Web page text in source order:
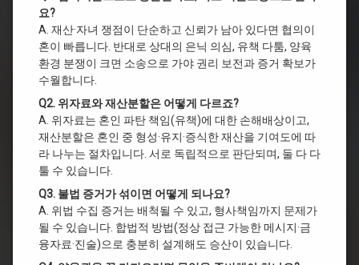
요?
A. 재산·자녀 쟁점이 단순하고 신뢰가 남아 있다면 협의이
혼이 빠릅니다. 반대로 상대의 은닉 의심, 유책 다툼, 양육
환경 분쟁이 크면 소송으로 가야 권리 보전과 증거 확보가
수월합니다.
Q2. 위자료와 재산분할은 어떻게 다르죠?
A. 위자료는 혼인 파탄 책임(유책)에 대한 손해배상이고,
재산분할은 혼인 중 형성·유지·증식한 재산을 기여도에 따
라 나누는 절차입니다. 서로 독립적으로 판단되며, 둘 다 다
툴 수 있습니다.
Q3. 불법 증거가 섞이면 어떻게 되나요?
A. 위법 수집 증거는 배척될 수 있고, 형사책임까지 문제가
될 수 있습니다. 합법적 방법(정상 접근 가능한 메시지·금
융자료·진술)으로 충분히 설계해도 승산이 있습니다.